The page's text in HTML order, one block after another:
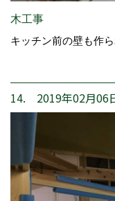
木工事
キッチン前の壁も作
14. 2019年02月06